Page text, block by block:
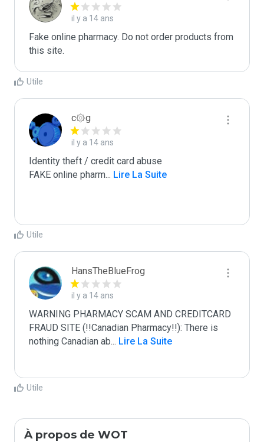
il y a 14 ans
Fake online pharmacy. Do not order products from
this site.
Utile
c۞g
il y a 14 ans
Identity theft / credit card abuse
FAKE online pharm... Lire La Suite
Utile
HansTheBlueFrog
il y a 14 ans
WARNING PHARMACY SCAM AND CREDITCARD
FRAUD SITE (!!Canadian Pharmacy!!): There is
nothing Canadian ab... Lire La Suite
Utile
À propos de WOT